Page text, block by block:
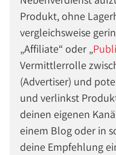
Produkt, ohne
vergleichsweise
Affiliate oder
Vermittlerrolle
(Advertiser) und
und verlinkst
deinen eigenen
einem Blog oder in
deine Empfehlung